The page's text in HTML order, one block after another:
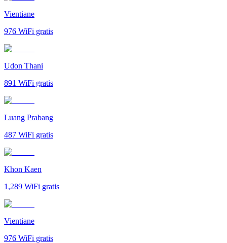
Vientiane
976 WiFi gratis
Udon Thani
891 WiFi gratis
Luang Prabang
487 WiFi gratis
Khon Kaen
1,289 WiFi gratis
Vientiane
976 WiFi gratis